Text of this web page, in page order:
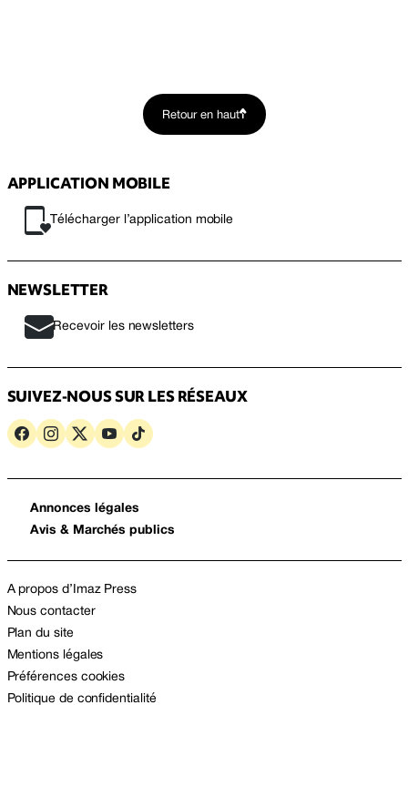
Retour en haut
APPLICATION MOBILE
Télécharger l’application mobile
NEWSLETTER
Recevoir les newsletters
SUIVEZ-NOUS SUR LES RÉSEAUX
Annonces légales
Avis & Marchés publics
A propos d’Imaz Press
Nous contacter
Plan du site
Mentions légales
Préférences cookies
Politique de confidentialité